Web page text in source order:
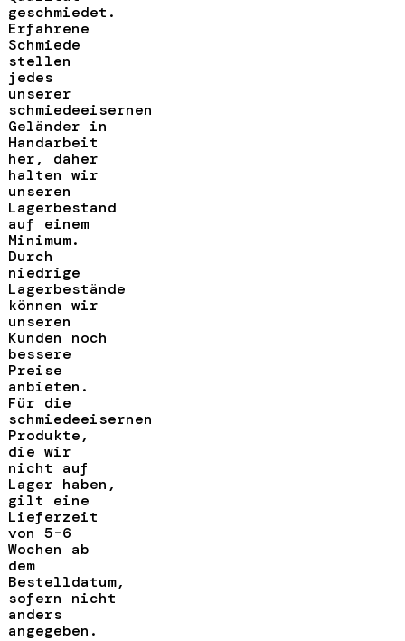
geschmiedet.
Erfahrene
Schmiede
stellen
jedes
unserer
schmiedeeisernen
Geländer in
Handarbeit
her, daher
halten wir
unseren
Lagerbestand
auf einem
Minimum.
Durch
niedrige
Lagerbestände
können wir
unseren
Kunden noch
bessere
Preise
anbieten.
Für die
schmiedeeisernen
Produkte,
die wir
nicht auf
Lager haben,
gilt eine
Lieferzeit
von 5-6
Wochen ab
dem
Bestelldatum,
sofern nicht
anders
angegeben.